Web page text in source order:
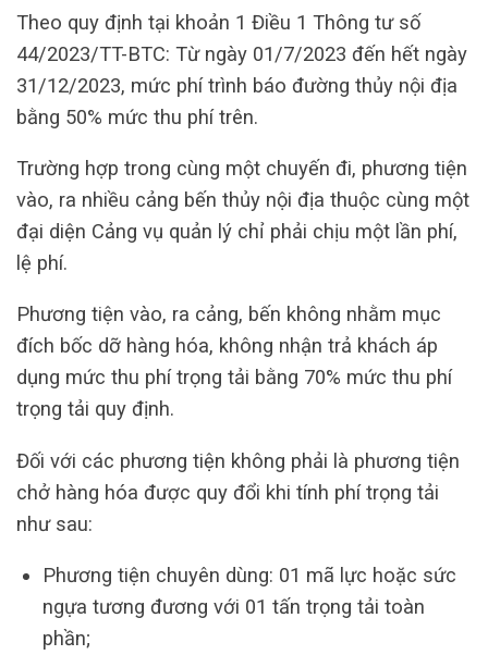
Theo quy định tại khoản 1 Điều 1 Thông tư số
44/2023/TT-BTC: Từ ngày 01/7/2023 đến hết ngày
31/12/2023, mức phí trình báo đường thủy nội địa
bằng 50% mức thu phí trên.
Trường hợp trong cùng một chuyến đi, phương tiện
vào, ra nhiều cảng bến thủy nội địa thuộc cùng một
đại diện Cảng vụ quản lý chỉ phải chịu một lần phí,
lệ phí.
Phương tiện vào, ra cảng, bến không nhằm mục
đích bốc dỡ hàng hóa, không nhận trả khách áp
dụng mức thu phí trọng tải bằng 70% mức thu phí
trọng tải quy định.
Đối với các phương tiện không phải là phương tiện
chở hàng hóa được quy đổi khi tính phí trọng tải
như sau:
Phương tiện chuyên dùng: 01 mã lực hoặc sức
ngựa tương đương với 01 tấn trọng tải toàn
phần;